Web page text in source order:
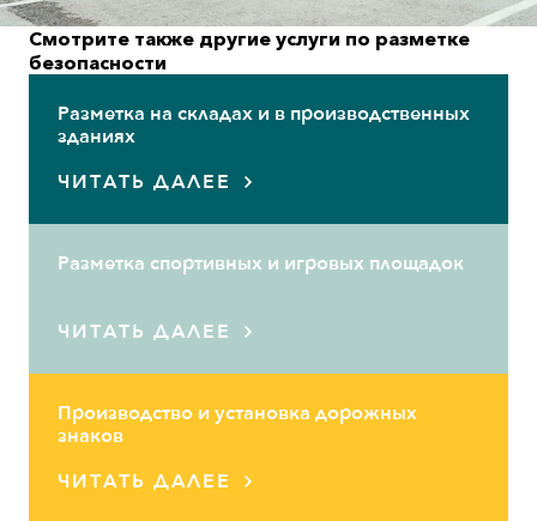
Смотрите также другие услуги по разметке
безопасности
Разметка на складах и в производственных
зданиях
ЧИТАТЬ ДАЛЕЕ
Разметка спортивных и игровых площадок
ЧИТАТЬ ДАЛЕЕ
Производство и установка дорожных
знаков
ЧИТАТЬ ДАЛЕЕ